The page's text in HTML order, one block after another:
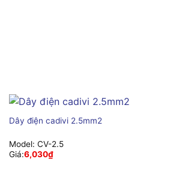
Dây điện cadivi 2.5mm2
Model: CV-2.5
Giá:6,030₫